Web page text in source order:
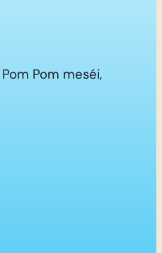
Pom meséi,